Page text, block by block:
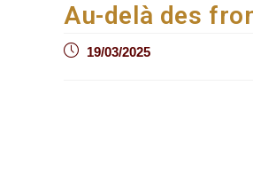
Au-delà des
Post 19/03/2025